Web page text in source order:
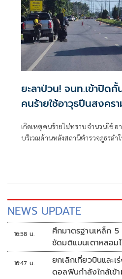
ยะลาป่วน! จนท.เข้าปิดกั้
คนร้ายใช้อาวุธปืนสงคร
เกิดเหตุคนร้ายไม่ทราบจำนวนใช้อ
บริเวณด้านหลังสถานีตำรวจภูธรลำ
NEWS UPDATE
16:58 น.
ศึกมาตรฐานเหล็ก
ซัดมติแบนเตาหลอมไ
16:47 น.
ยกเลิกเที่ยวบินและ
ดอลฟินกำลังใกล้เข้า